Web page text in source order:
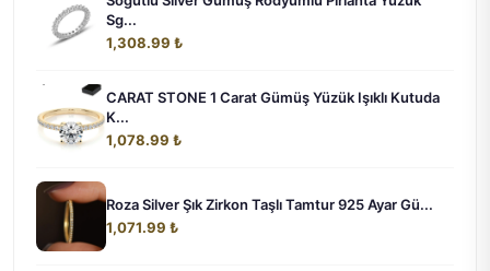
Sg...
1,308.99 ₺
CARAT STONE 1 Carat Gümüş Yüzük Işıklı Kutuda
K...
1,078.99 ₺
Roza Silver Şık Zirkon Taşlı Tamtur 925 Ayar Gü...
1,071.99 ₺